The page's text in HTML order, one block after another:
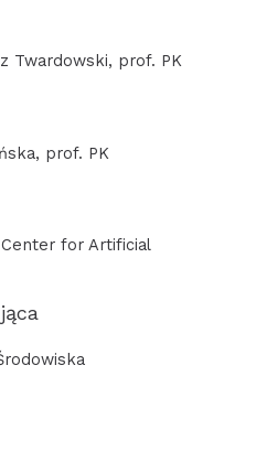
Twardowski, prof. PK
prof. PK
for Artificial